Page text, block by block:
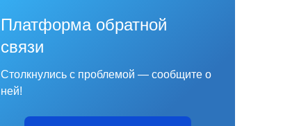
Платформа обратной
связи
Столкнулись с проблемой — сообщите о
ней!